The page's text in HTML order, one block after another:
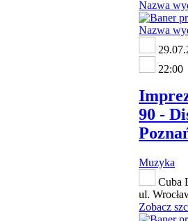
22:00
90 -
Muzyka
Cuba
ul.
Zobacz